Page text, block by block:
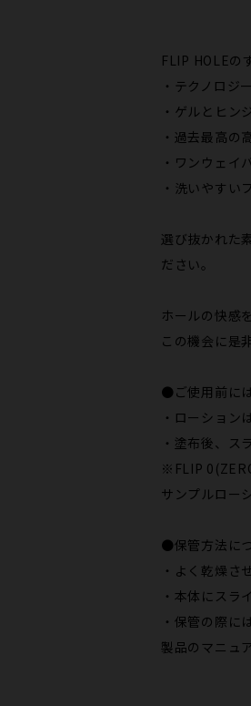
FLIP HOLEの
・テクノロジ
・ゲルとヒン
・過去最高の
・ワンウェイ
・洗いやすい
選び抜かれた
ださい。
ホールの快感
この機会に是
●ご使用前に
・ローション
・塗布後、ス
※FLIP
サンプルロー
●保管方法に
・よく乾燥さ
・本体にスラ
・保管の際に
製品のマニュ